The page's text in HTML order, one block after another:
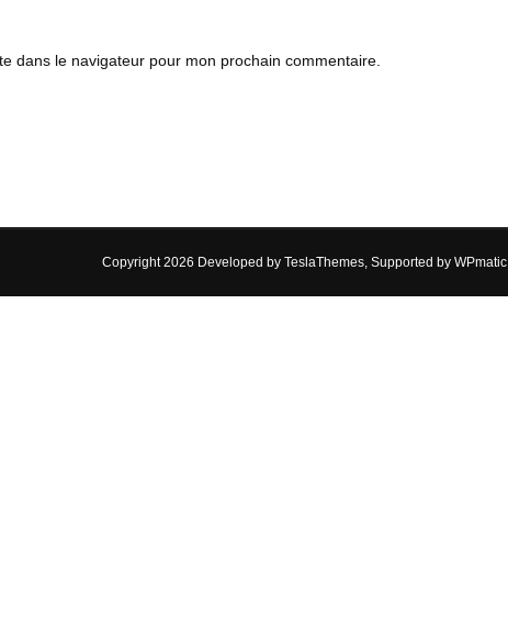
dans le navigateur pour mon prochain commentaire.
Copyright 2026 Developed by TeslaThemes, Supported by WPmatic